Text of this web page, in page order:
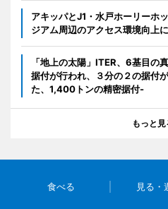
アキッパとJ1・水戸ホーリーホ
ジアム周辺のアクセス環境向上
「地上の太陽」ITER、6基目の
据付が行われ、３分の２の据付
た、1,400トンの精密据付-
もっと見
食べる 見る・